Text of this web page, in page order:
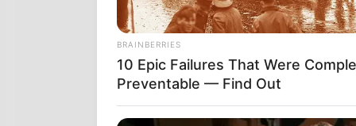
Το
σπάνια
BRAINBERRIES
10 Epic Failures That Were
Preventable — Find Out